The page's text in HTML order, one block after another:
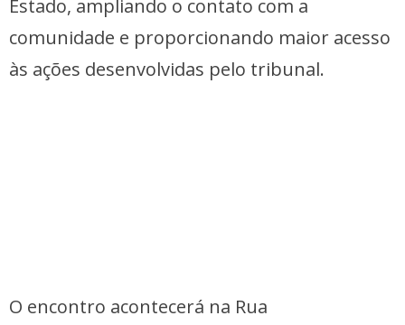
Estado, ampliando o contato com a
comunidade e proporcionando maior acesso
às ações desenvolvidas pelo tribunal.
O encontro acontecerá na Rua